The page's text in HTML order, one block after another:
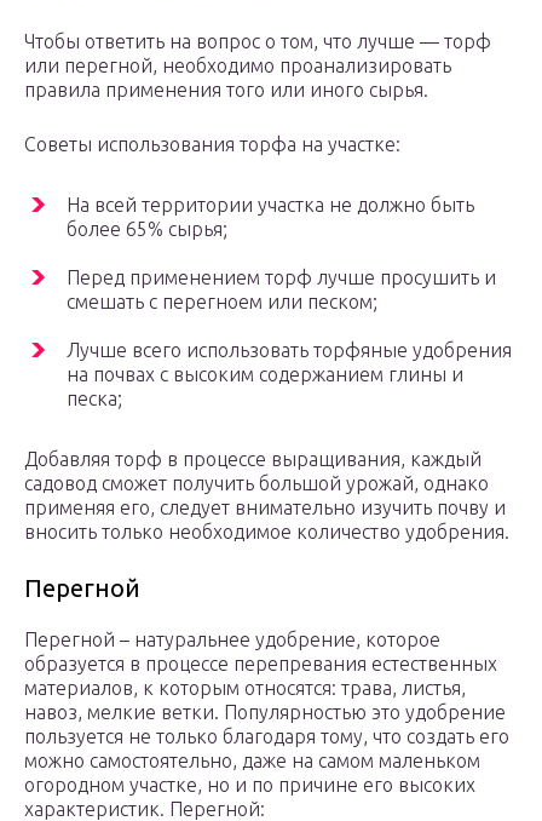
Чтобы ответить на вопрос о том, что лучше — торф
или перегной, необходимо проанализировать
правила применения того или иного сырья.
Советы использования торфа на участке:
На всей территории участка не должно быть
более 65% сырья;
Перед применением торф лучше просушить и
смешать с перегноем или песком;
Лучше всего использовать торфяные удобрения
на почвах с высоким содержанием глины и
песка;
Добавляя торф в процессе выращивания, каждый
садовод сможет получить большой урожай, однако
применяя его, следует внимательно изучить почву и
вносить только необходимое количество удобрения.
Перегной
Перегной – натуральнее удобрение, которое
образуется в процессе перепревания естественных
материалов, к которым относятся: трава, листья,
навоз, мелкие ветки. Популярностью это удобрение
пользуется не только благодаря тому, что создать его
можно самостоятельно, даже на самом маленьком
огородном участке, но и по причине его высоких
характеристик. Перегной: